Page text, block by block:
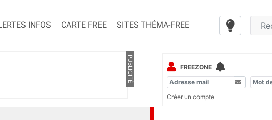
INFOS CARTE FREE SITES THÉMA-FREE
PUBLICITÉ
FREEZONE
Créer un compte